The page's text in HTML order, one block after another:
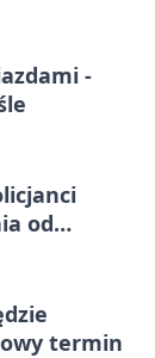
-
od
termin